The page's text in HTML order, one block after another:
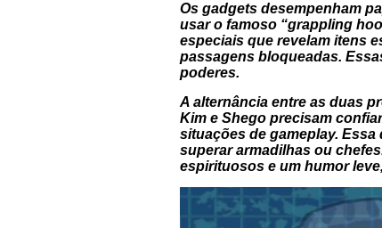
Os gadgets desempenham
usar o famoso “grappling
especiais que revelam itens
passagens bloqueadas.
poderes.
A alternância entre as duas
Kim e Shego precisam
situações de gameplay.
superar armadilhas ou
espirituosos e um humor